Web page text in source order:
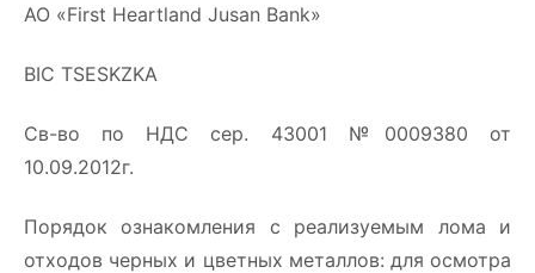
АО «First Heartland Jusan Bank»
BIC TSESKZKA
Св-во по НДС сер. 43001 №0009380 от
10.09.2012г.
Порядок ознакомления с реализуемым лома и
отходов черных и цветных металлов: для осмотра